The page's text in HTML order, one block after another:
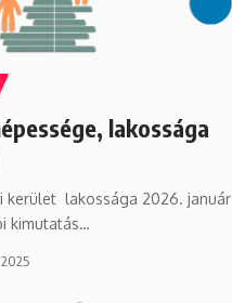
lakossága
kerület lakossága 2026. január
kimutatás…